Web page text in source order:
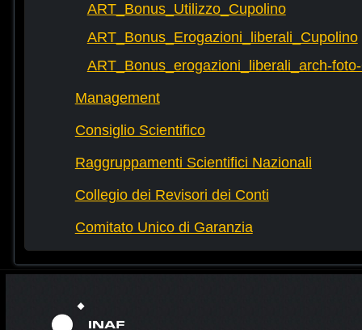
ART_Bonus_Utilizzo_Cupolino
ART_Bonus_Erogazioni_liberali_Cupolino
ART_Bonus_erogazioni_liberali_arch-
Management
Consiglio Scientifico
Raggruppamenti Scientifici Nazionali
Collegio dei Revisori dei Conti
Comitato Unico di Garanzia